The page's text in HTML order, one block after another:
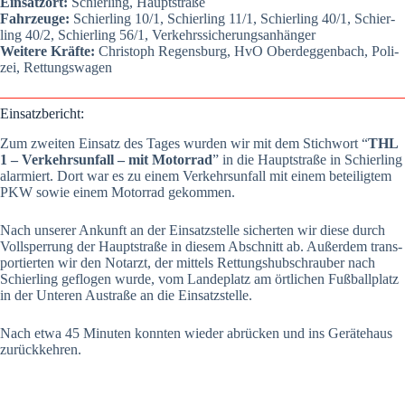
Fahr­zeu­ge: Schier­ling 10/1, Schier­ling 11/1, Schier­ling 40/1, Schier­
ling 40/2, Schier­ling 56/1, Ver­kehrs­si­che­rungs­an­hän­ger
Wei­te­re Kräf­te: Chris­toph Regens­burg, HvO Oberdeg­gen­bach, Poli­
zei, Ret­tungs­wa­gen
Ein­satz­be­richt:
Zum zwei­ten Ein­satz des Tages wur­den wir mit dem Stich­wort “THL
1 – Ver­kehrs­un­fall – mit Motor­rad” in die Haupt­stra­ße in Schier­ling
alar­miert. Dort war es zu einem Ver­kehrs­un­fall mit einem betei­lig­tem
PKW sowie einem Motor­rad gekom­men.
Nach unse­rer Ankunft an der Ein­satz­stel­le sicher­ten wir die­se durch
Voll­sper­rung der Haupt­stra­ße in die­sem Abschnitt ab. Außer­dem trans­
por­tier­ten wir den Not­arzt, der mit­tels Ret­tungs­hub­schrau­ber nach
Schier­ling geflo­gen wur­de, vom Lan­de­platz am ört­li­chen Fuß­ball­platz
in der Unte­ren Austra­ße an die Ein­satz­stel­le.
Nach etwa 45 Minu­ten konn­ten wie­der abrü­cken und ins Gerä­te­haus
zurück­keh­ren.